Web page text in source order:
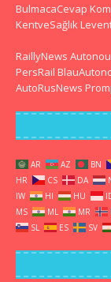
BulmacaCevap
KentveSağlık
RaillyNews
PersRail
AutoRusNews
AR AZ BN
HR
CS DA
IW
HI HU
MS
ML MR
SL
ES SV